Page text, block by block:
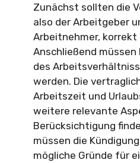
Zunächst sollten die
also der Arbeitgeber
Arbeitnehmer,
Anschließend müssen
des
werden. Die
Arbeitszeit und
weitere relevante
Berücksichtigung
müssen die
mögliche Gründe für